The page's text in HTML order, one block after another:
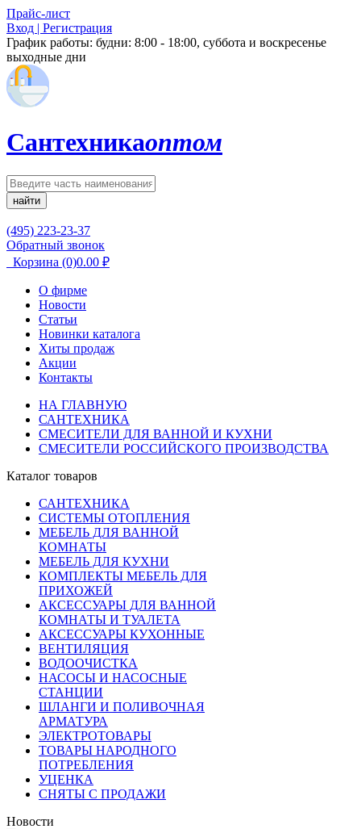
Прайс-лист
Вход | Регистрация
График работы: будни: 8:00 - 18:00, суббота и воскресенье
выходные дни
Сантехникаоптом
найти
(495) 223-23-37
Обратный звонок
Корзина (0)0.00 ₽
О фирме
Новости
Статьи
Новинки каталога
Хиты продаж
Акции
Контакты
НА ГЛАВНУЮ
САНТЕХНИКА
СМЕСИТЕЛИ ДЛЯ ВАННОЙ И КУХНИ
СМЕСИТЕЛИ РОССИЙСКОГО ПРОИЗВОДСТВА
Каталог товаров
САНТЕХНИКА
СИСТЕМЫ ОТОПЛЕНИЯ
МЕБЕЛЬ ДЛЯ ВАННОЙ
КОМНАТЫ
МЕБЕЛЬ ДЛЯ КУХНИ
КОМПЛЕКТЫ МЕБЕЛЬ ДЛЯ
ПРИХОЖЕЙ
АКСЕССУАРЫ ДЛЯ ВАННОЙ
КОМНАТЫ И ТУАЛЕТА
АКСЕССУАРЫ КУХОННЫЕ
ВЕНТИЛЯЦИЯ
ВОДООЧИСТКА
НАСОСЫ И НАСОСНЫЕ
СТАНЦИИ
ШЛАНГИ И ПОЛИВОЧНАЯ
АРМАТУРА
ЭЛЕКТРОТОВАРЫ
ТОВАРЫ НАРОДНОГО
ПОТРЕБЛЕНИЯ
УЦЕНКА
СНЯТЫ С ПРОДАЖИ
Новости